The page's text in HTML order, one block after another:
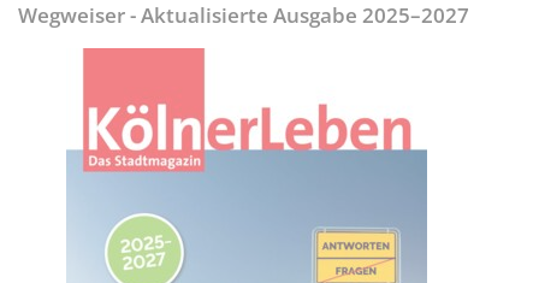
Wegweiser - Aktualisierte Ausgabe 2025–2027